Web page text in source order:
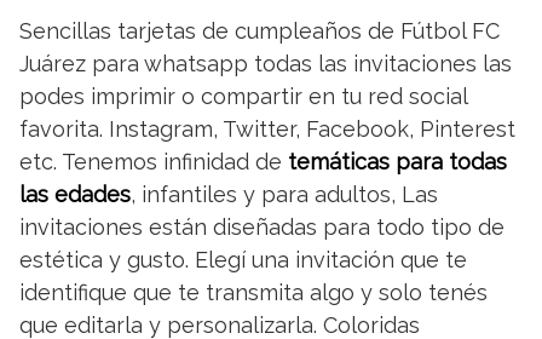
Sencillas tarjetas de cumpleaños de Fútbol FC
Juárez para whatsapp todas las invitaciones las
podes imprimir o compartir en tu red social
favorita. Instagram, Twitter, Facebook, Pinterest
etc. Tenemos infinidad de temáticas para todas
las edades, infantiles y para adultos, Las
invitaciones están diseñadas para todo tipo de
estética y gusto. Elegí una invitación que te
identifique que te transmita algo y solo tenés
que editarla y personalizarla. Coloridas